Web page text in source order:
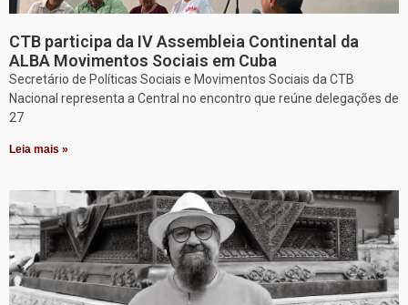
CTB participa da IV Assembleia Continental da
ALBA Movimentos Sociais em Cuba
Secretário de Políticas Sociais e Movimentos Sociais da CTB
Nacional representa a Central no encontro que reúne delegações de
27
Leia mais »